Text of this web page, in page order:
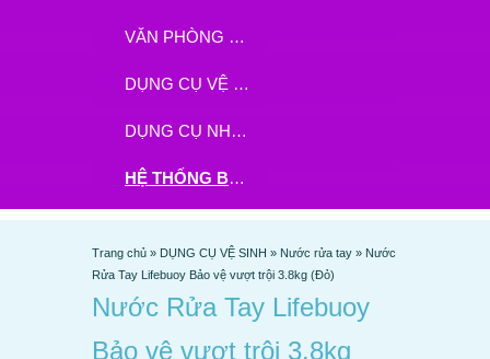
VĂN PHÒNG PHẨM
DỤNG CỤ VỆ SINH
DỤNG CỤ NHÀ BẾP
HỆ THỐNG BHX - TGDĐ ĐẶT HÀNG TẠI ĐÂY
Trang chủ » DỤNG CỤ VỆ SINH » Nước rửa tay » Nước
Rửa Tay Lifebuoy Bảo vệ vượt trội 3.8kg (Đỏ)
Nước Rửa Tay Lifebuoy
Bảo vệ vượt trội 3.8kg